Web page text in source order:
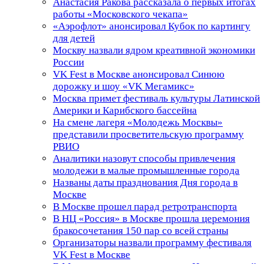
работы «Московского чекапа»
«Аэрофлот» анонсировал Кубок по картингу
для детей
Москву назвали ядром креативной экономики
России
VK Fest в Москве анонсировал Синюю
дорожку и шоу «VK Мегамикс»
Москва примет фестиваль культуры Латинской
Америки и Карибского бассейна
На смене лагеря «Молодежь Москвы»
представили просветительскую программу
РВИО
Аналитики назовут способы привлечения
молодежи в малые промышленные города
Названы даты празднования Дня города в
Москве
В Москве прошел парад ретротранспорта
В НЦ «Россия» в Москве прошла церемония
бракосочетания 150 пар со всей страны
Организаторы назвали программу фестиваля
VK Fest в Москве